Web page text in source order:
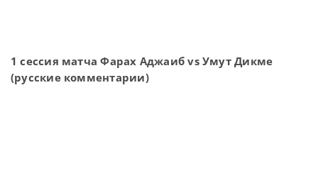
1 сессия матча Фарах Аджаиб vs Умут Дикме
(русские комментарии)